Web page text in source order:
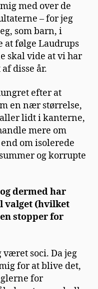
med over de
– for jeg
som barn, i
at følge Laudrups
skal vide at vi har
disse år.
efter at
en nær størrelse,
lidt i kanterne,
mere om
om isolerede
og korrupte
dermed har
valget (hvilket
stopper for
soci. Da jeg
for at blive det,
for